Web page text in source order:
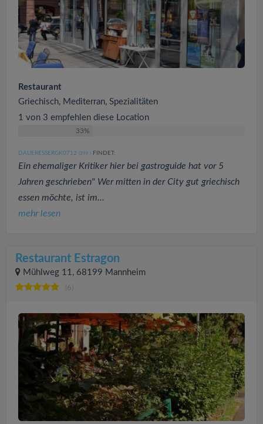
Restaurant
Griechisch, Mediterran, Spezialitäten
1 von 3 empfehlen diese Location
33%
DAUERESSERGK0712 (399 ) FINDET:
Ein ehemaliger Kritiker hier bei gastroguide hat vor 5
Jahren geschrieben" Wer mitten in der City gut griechisch
essen möchte, ist im...
mehr lesen
Restaurant Estragon
Mühlweg 11, 68199 Mannheim
(6)